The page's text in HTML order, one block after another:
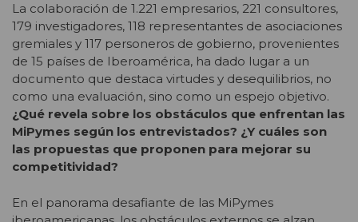
La colaboración de 1.221 empresarios, 221 consultores,
179 investigadores, 118 representantes de asociaciones
gremiales y 117 personeros de gobierno, provenientes
de 15 países de Iberoamérica, ha dado lugar a un
documento que destaca virtudes y desequilibrios, no
como una evaluación, sino como un espejo objetivo.
¿Qué revela sobre los obstáculos que enfrentan las
MiPymes según los entrevistados? ¿Y cuáles son
las propuestas que proponen para mejorar su
competitividad?
En el panorama desafiante de las MiPymes